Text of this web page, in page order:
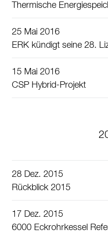
Thermische
25 Mai 2016
ERK kündigt seine 28.
15 Mai 2016
CSP Hybrid-Projekt
28 Dez. 2015
Rückblick 2015
17 Dez. 2015
6000 Eckrohrkessel